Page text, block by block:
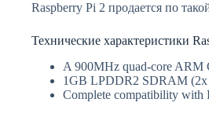
Raspberry Pi 2 продается по
Технические характеристики
A 900MHz quad-core ARM
1GB LPDDR2 SDRAM (2x
Complete compatibility with